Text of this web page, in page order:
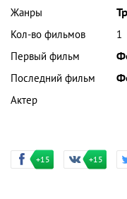
Жанры
Кол-во фильмов
1
Первый фильм
Последний фильм
Актер
+15 +15